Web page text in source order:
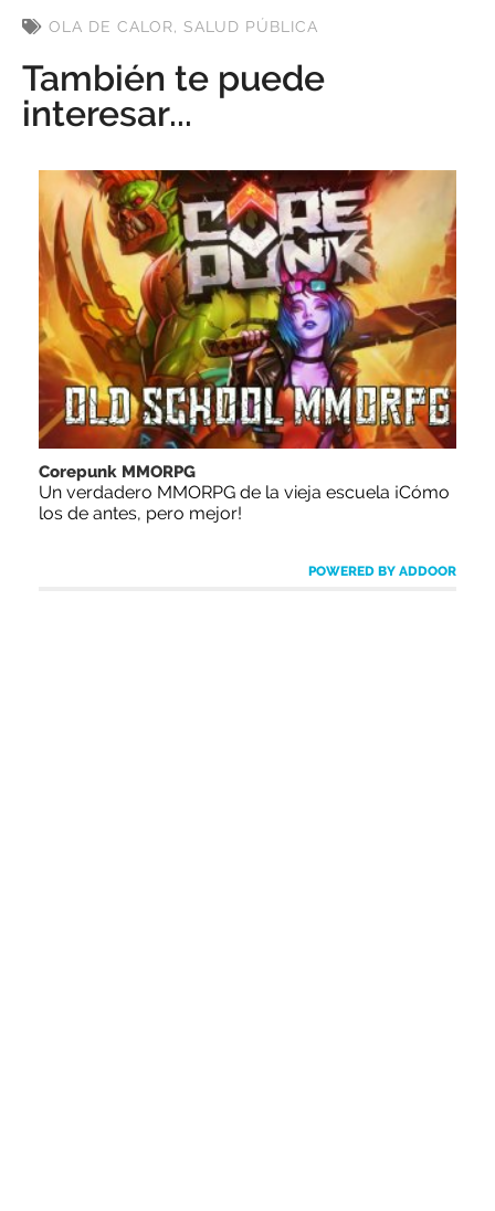
OLA DE CALOR, SALUD PÚBLICA
También te puede
interesar...
Corepunk MMORPG
Un verdadero MMORPG de la vieja escuela ¡Cómo
los de antes, pero mejor!
POWERED BY ADDOOR